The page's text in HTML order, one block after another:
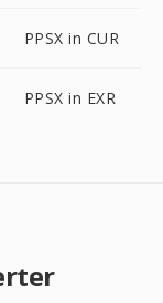
PPSX in CUR
PPSX in EXR